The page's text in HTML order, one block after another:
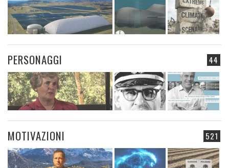
44
PERSONAGGI
521
MOTIVAZIONI